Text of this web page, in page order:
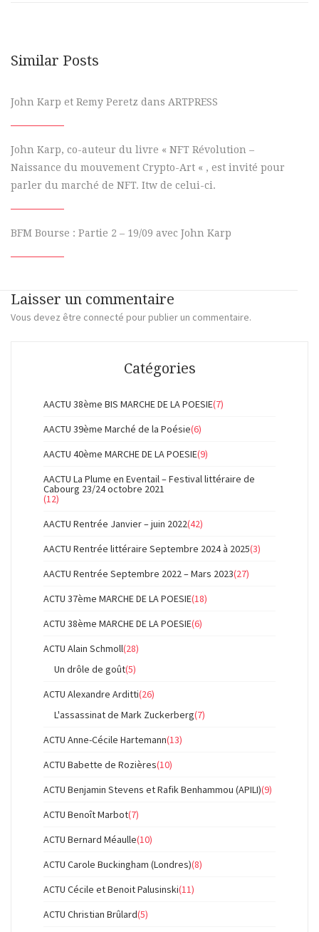
Similar Posts
John Karp et Remy Peretz dans ARTPRESS
John Karp, co-auteur du livre « NFT Révolution –
Naissance du mouvement Crypto-Art « , est invité pour
parler du marché de NFT. Itw de celui-ci.
BFM Bourse : Partie 2 – 19/09 avec John Karp
Laisser un commentaire
Vous devez être connecté pour publier un commentaire.
Catégories
AACTU 38ème BIS MARCHE DE LA POESIE(7)
AACTU 39ème Marché de la Poésie(6)
AACTU 40ème MARCHE DE LA POESIE(9)
AACTU La Plume en Eventail – Festival littéraire de
Cabourg 23/24 octobre 2021
(12)
AACTU Rentrée Janvier – juin 2022(42)
AACTU Rentrée littéraire Septembre 2024 à 2025(3)
AACTU Rentrée Septembre 2022 – Mars 2023(27)
ACTU 37ème MARCHE DE LA POESIE(18)
ACTU 38ème MARCHE DE LA POESIE(6)
ACTU Alain Schmoll(28)
Un drôle de goût(5)
ACTU Alexandre Arditti(26)
L'assassinat de Mark Zuckerberg(7)
ACTU Anne-Cécile Hartemann(13)
ACTU Babette de Rozières(10)
ACTU Benjamin Stevens et Rafik Benhammou (APILI)(9)
ACTU Benoît Marbot(7)
ACTU Bernard Méaulle(10)
ACTU Carole Buckingham (Londres)(8)
ACTU Cécile et Benoit Palusinski(11)
ACTU Christian Brûlard(5)